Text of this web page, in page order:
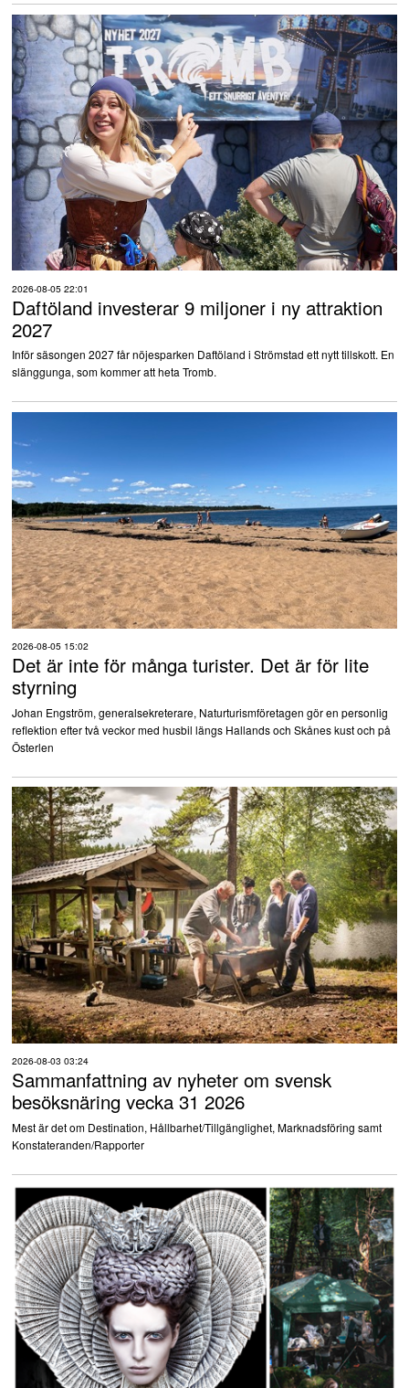
2026-08-05 22:01
Daftöland investerar 9 miljoner i ny attraktion
2027
Inför säsongen 2027 får nöjesparken Daftöland i Strömstad ett nytt tillskott. En
slänggunga, som kommer att heta Tromb.
2026-08-05 15:02
Det är inte för många turister. Det är för lite
styrning
Johan Engström, generalsekreterare, Naturturismföretagen gör en personlig
reflektion efter två veckor med husbil längs Hallands och Skånes kust och på
Österlen
2026-08-03 03:24
Sammanfattning av nyheter om svensk
besöksnäring vecka 31 2026
Mest är det om Destination, Hållbarhet/Tillgänglighet, Marknadsföring samt
Konstateranden/Rapporter